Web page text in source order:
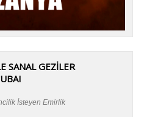
SANAL GEZİLER
İsteyen Emirlik